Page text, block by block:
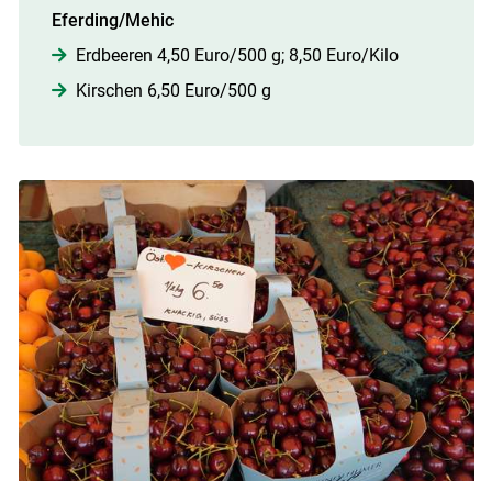
Eferding/Mehic
Erdbeeren 4,50 Euro/500 g; 8,50 Euro/Kilo
Kirschen 6,50 Euro/500 g